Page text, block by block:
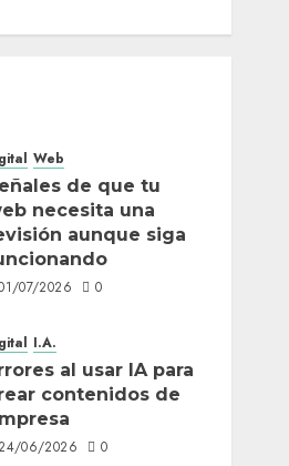
Web
de que tu
necesita una
aunque siga
07/2026 0
I.A.
al usar IA para
contenidos de
06/2026 0